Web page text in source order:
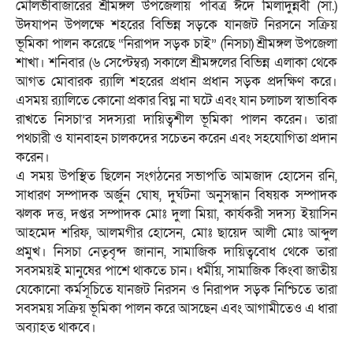
মৌলভীবাজারের শ্রীমঙ্গল উপজেলায় পবিত্র ঈদে মিলাদুন্নবী (সা.)
উদযাপন উপলক্ষে শহরের বিভিন্ন সড়কে যানজট নিরসনে সক্রিয়
ভূমিকা পালন করেছে “নিরাপদ সড়ক চাই” (নিসচা) শ্রীমঙ্গল উপজেলা
শাখা। শনিবার (৬ সেপ্টেম্বর) সকালে শ্রীমঙ্গলের বিভিন্ন এলাকা থেকে
আগত মোবারক র‌্যালি শহরের প্রধান প্রধান সড়ক প্রদক্ষিণ করে।
এসময় র‌্যালিতে কোনো প্রকার বিঘ্ন না ঘটে এবং যান চলাচল স্বাভাবিক
রাখতে নিসচা’র সদস্যরা দায়িত্বশীল ভূমিকা পালন করেন। তারা
পথচারী ও যানবাহন চালকদের সচেতন করেন এবং সহযোগিতা প্রদান
করেন।
এ সময় উপস্থিত ছিলেন সংগঠনের সভাপতি আমজাদ হোসেন রনি,
সাধারণ সম্পাদক অর্জুন ঘোষ, দুর্ঘটনা অনুসন্ধান বিষয়ক সম্পাদক
ঝলক দত্ত, দপ্তর সম্পাদক মোঃ দুলা মিয়া, কার্যকরী সদস্য ইয়াসিন
আহমেদ শরিফ, আলমগীর হোসেন, মোঃ ছায়েদ আলী মোঃ আব্দুল
প্রমুখ। নিসচা নেতৃবৃন্দ জানান, সামাজিক দায়িত্ববোধ থেকে তারা
সবসময়ই মানুষের পাশে থাকতে চান। ধর্মীয়, সামাজিক কিংবা জাতীয়
যেকোনো কর্মসূচিতে যানজট নিরসন ও নিরাপদ সড়ক নিশ্চিতে তারা
সবসময় সক্রিয় ভূমিকা পালন করে আসছেন এবং আগামীতেও এ ধারা
অব্যাহত থাকবে।